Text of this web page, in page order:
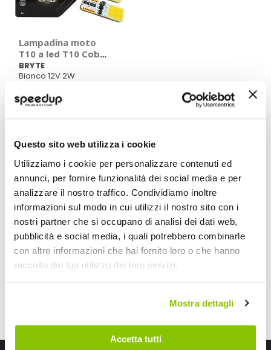
Questo sito web utilizza i cookie
Utilizziamo i cookie per personalizzare contenuti ed
annunci, per fornire funzionalità dei social media e per
analizzare il nostro traffico. Condividiamo inoltre
informazioni sul modo in cui utilizzi il nostro sito con i
nostri partner che si occupano di analisi dei dati web,
pubblicità e social media, i quali potrebbero combinarle
con altre informazioni che hai fornito loro o che hanno
raccolto dal tuo utilizzo dei loro servizi.
Mostra dettagli
Accetta tutti
Lampadina moto
T10 a led T10 Cob
Led - BRYTE
BRYTE
Bianco 12V 2W
7,98 €Prezzo
5,90 €
48H
Mostra
Sei alla ricerca dei migliori luci di segnalazione
moto a prezzi convenienti? Nel catalogoluci di
segnalazione per motoSpeedup potrai selezionare in
modo semplice tutti i luci di segnalazione, scooter,
delle migliori marche. Tutte le luci di segnalazione
moto sono fornite da una approfondita scheda
tecnica, con tutte le informazioni e immagini, per
soddisfare qualsiasi curiosità. Tutti i nostri prodotti sono
un’esperienza sicura ed entusiasmante.